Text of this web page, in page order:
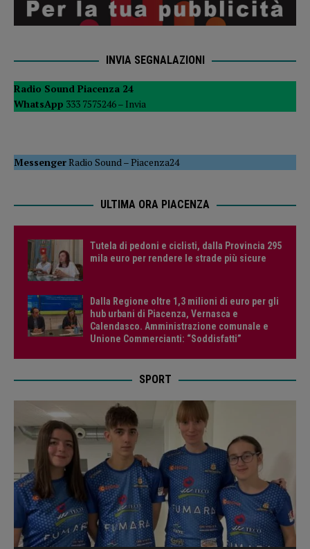
INVIA SEGNALAZIONI
Radio Sound Piacenza 24
WhatsApp 333 7575246 – Invia
MessengerRadio Sound –Piacenza24
ULTIMA ORA PIACENZA
Tutela di pedoni e ciclisti, dalla Provincia 295
mila euro per rendere le strade più sicure
Dalla Regione oltre 1,3 milioni di euro per gli
hub urbani di Piacenza, Vernasca e
Calendasco. Amministrazione comunale e
Unione Commercianti: “Soddisfatti”
SPORT